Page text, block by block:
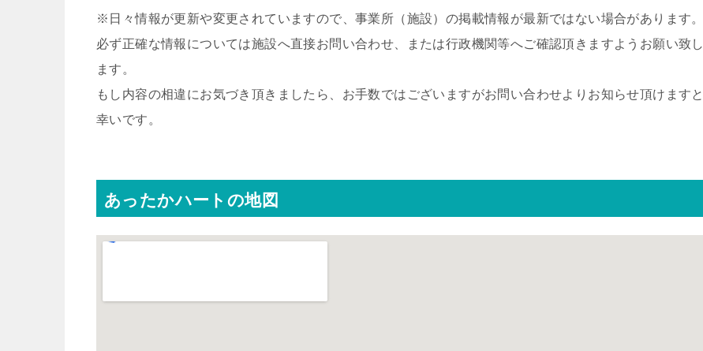
※日々情報が更新や変更されていますので、事業所（施設）の掲載情報が最新ではない場合があります。
必ず正確な情報については施設へ直接お問い合わせ、または行政機関等へご確認頂きますようお願い致し
ます。
もし内容の相違にお気づき頂きましたら、お手数ではございますがお問い合わせよりお知らせ頂けますと
幸いです。
あったかハートの地図